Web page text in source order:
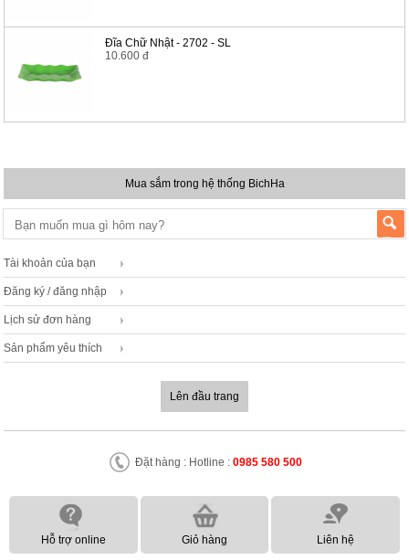
Đĩa Chữ Nhật - 2702 - SL
10.600 đ
Mua sắm trong hệ thống BichHa
Tài khoản của bạn
Đăng ký / đăng nhập
Lịch sử đơn hàng
Sản phẩm yêu thích
Lên đầu trang
Đặt hàng : Hotline : 0985 580 500
Hỗ trợ online Giỏ hàng Liên hệ